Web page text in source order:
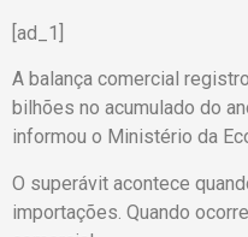
[ad_1]
A balança comercial
bilhões no acumulado do
informou o Ministério da
O superávit acontece
importações. Quando